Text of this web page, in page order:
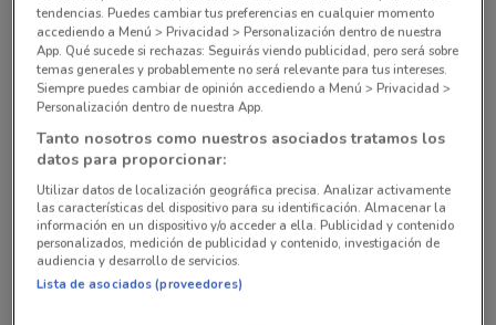
604 m
ABIERTO
Aguascalientes No. 132, Colonia Roma Sur, C.P.
06760, Alcalía Cuauhtémoc Ciudad De México
944 m
ABIERTO
Monterrey No. 360, Colonia Roma Sur, C.P.06760,
Alcaldia Cuauhtémoc Ciudad De México
1.1 km
ABIERTO
Eugenia (Eje 5 sur) No. 714, Colonia Del Valle
tendencias. Puedes cambiar tus preferencias en cualquier momento
accediendo a Menú > Privacidad > Personalización dentro de nuestra
App. Qué sucede si rechazas: Seguirás viendo publicidad, pero será sobre
temas generales y probablemente no será relevante para tus intereses.
Siempre puedes cambiar de opinión accediendo a Menú > Privacidad >
Personalización dentro de nuestra App.
Tanto nosotros como nuestros asociados tratamos los
datos para proporcionar:
Utilizar datos de localización geográfica precisa. Analizar activamente
las características del dispositivo para su identificación. Almacenar la
información en un dispositivo y/o acceder a ella. Publicidad y contenido
personalizados, medición de publicidad y contenido, investigación de
audiencia y desarrollo de servicios.
Lista de asociados (proveedores)